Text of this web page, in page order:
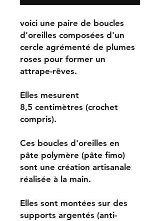
voici une paire de boucles
d'oreilles composées d'un
cercle agrémenté de plumes
roses pour former un
attrape-rêves.
Elles mesurent
8,5 centimètres (crochet
compris).
Ces boucles d'oreilles en
pâte polymère (pâte fimo)
sont une création artisanale
réalisée à la main.
Elles sont montées sur des
supports argentés (anti-